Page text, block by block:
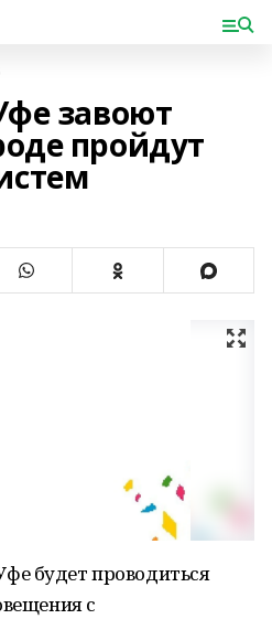
завоют
пройдут
будет проводиться
с